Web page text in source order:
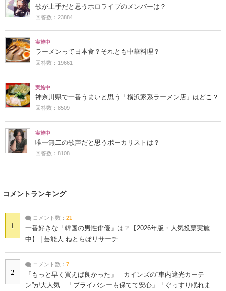
歌が上手だと思うホロライブのメンバーは？
回答数：23884
実施中
ラーメンって日本食？それとも中華料理？
回答数：19661
実施中
神奈川県で一番うまいと思う「横浜家系ラーメン店」はどこ？
回答数：8509
実施中
唯一無二の歌声だと思うボーカリストは？
回答数：8108
コメントランキング
1
コメント数： 21
一番好きな「韓国の男性俳優」は？【2026年版・人気投票実施
中】 | 芸能人 ねとらぼリサーチ
2
コメント数： 7
「もっと早く買えば良かった」 カインズの“車内遮光カーテ
ン”が大人気 「プライバシーも保てて安心」「ぐっすり眠れま